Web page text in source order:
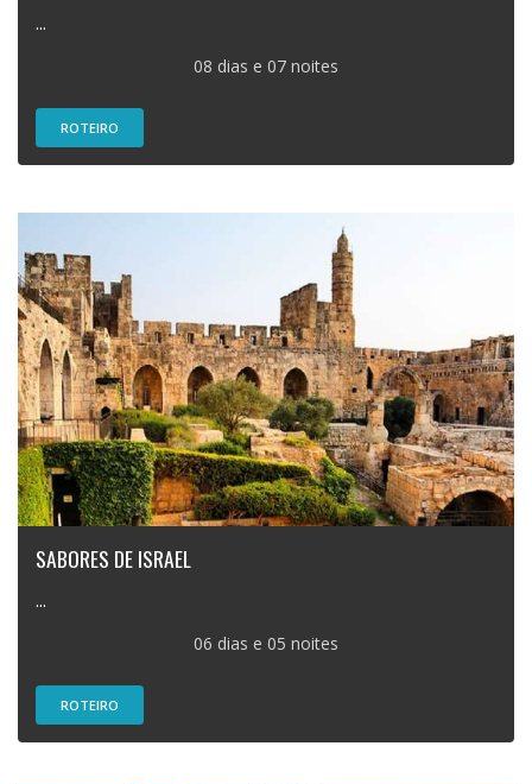
...
08 dias e 07 noites
ROTEIRO
SABORES DE ISRAEL
...
06 dias e 05 noites
ROTEIRO